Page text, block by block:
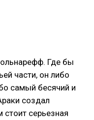
Где бы
части, он либо
самый бесячий и
создал
серьезная